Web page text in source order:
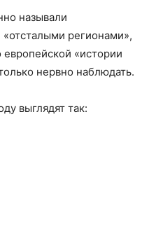
называли
регионами»,
«истории
нервно наблюдать.
выглядят так: